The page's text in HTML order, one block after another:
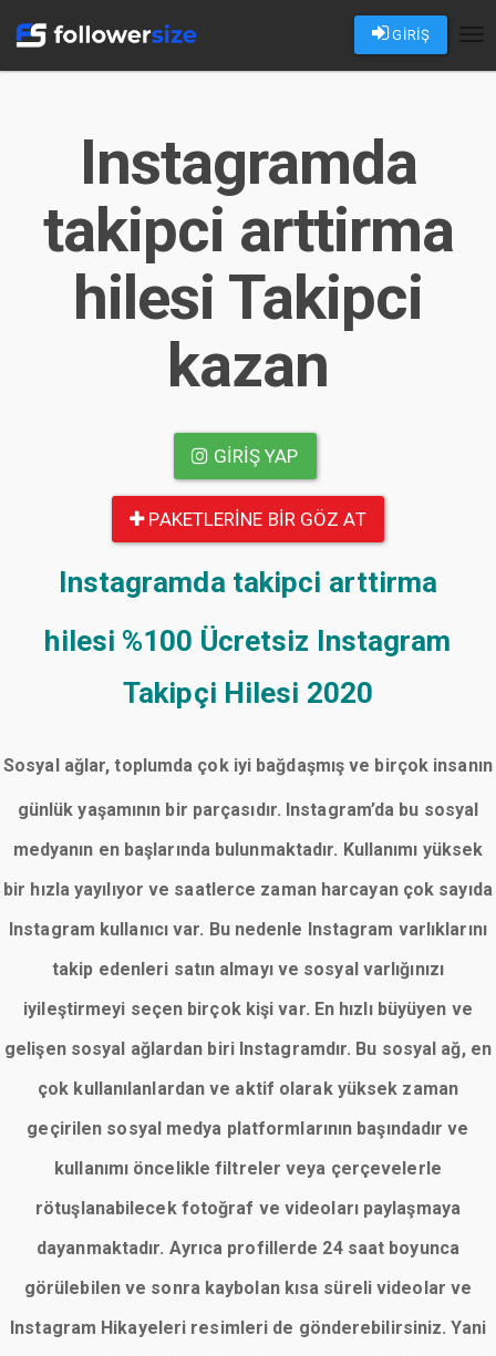
GİRİŞ
Instagramda
takipci arttirma
hilesi Takipci
kazan
GIRIŞ YAP
PAKETLERINE BIR GÖZ AT
Instagramda takipci arttirma
hilesi %100 Ücretsiz Instagram
Takipçi Hilesi 2020
Sosyal ağlar, toplumda çok iyi bağdaşmış ve birçok insanın
günlük yaşamının bir parçasıdır. Instagram’da bu sosyal
medyanın en başlarında bulunmaktadır. Kullanımı yüksek
bir hızla yayılıyor ve saatlerce zaman harcayan çok sayıda
Instagram kullanıcı var. Bu nedenle Instagram varlıklarını
takip edenleri satın almayı ve sosyal varlığınızı
iyileştirmeyi seçen birçok kişi var. En hızlı büyüyen ve
gelişen sosyal ağlardan biri Instagramdır. Bu sosyal ağ, en
çok kullanılanlardan ve aktif olarak yüksek zaman
geçirilen sosyal medya platformlarının başındadır ve
kullanımı öncelikle filtreler veya çerçevelerle
rötuşlanabilecek fotoğraf ve videoları paylaşmaya
dayanmaktadır. Ayrıca profillerde 24 saat boyunca
görülebilen ve sonra kaybolan kısa süreli videolar ve
Instagram Hikayeleri resimleri de gönderebilirsiniz. Yani